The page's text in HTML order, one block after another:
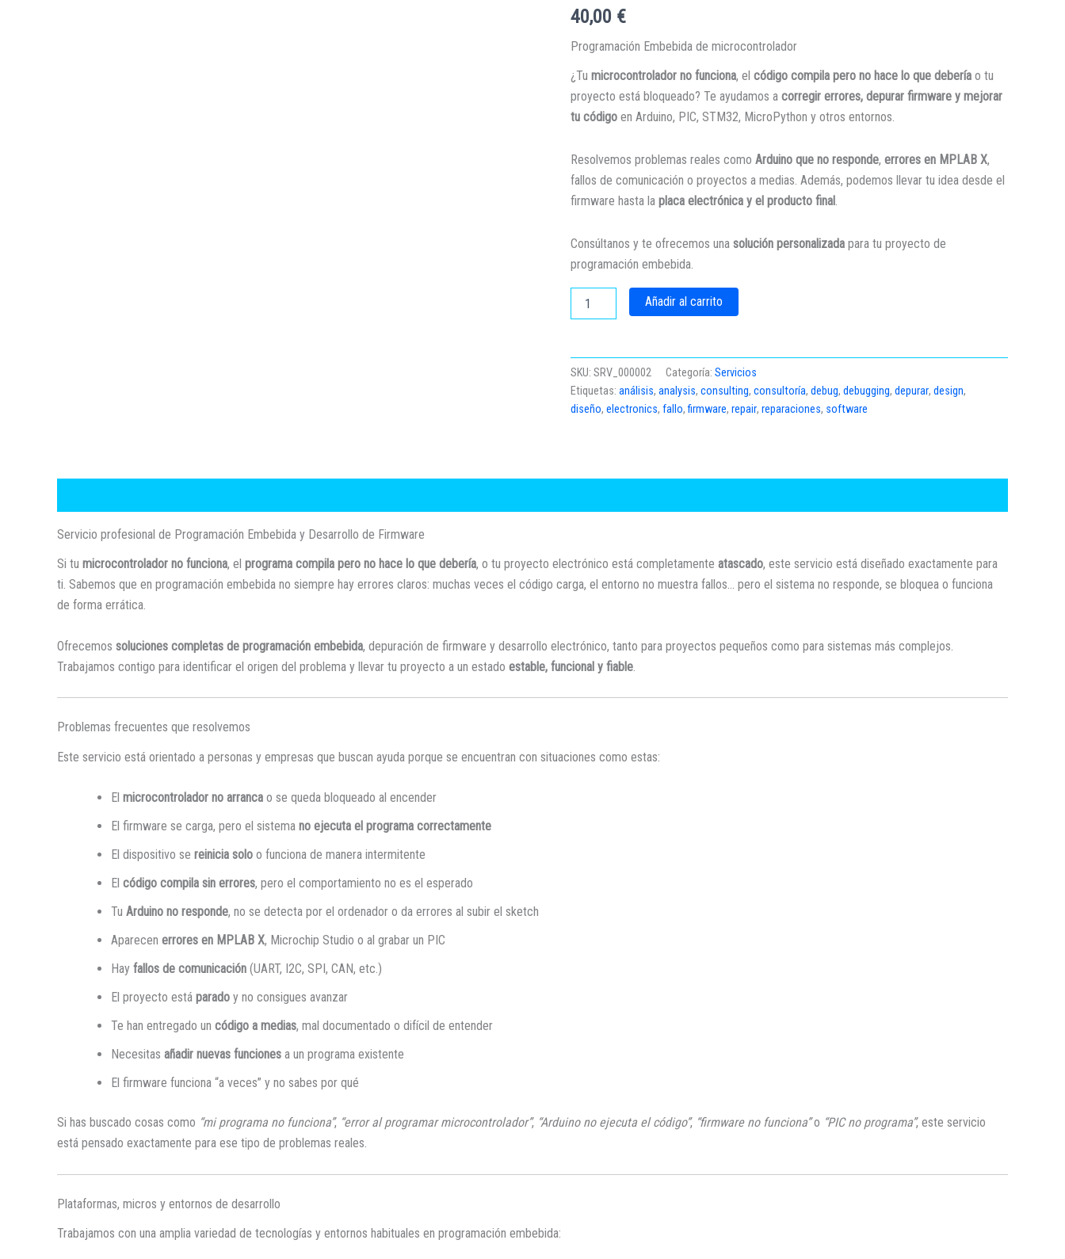
40,00 €
Programación Embebida de microcontrolador
¿Tu microcontrolador no funciona, el código compila pero no hace lo que debería o tu
proyecto está bloqueado? Te ayudamos a corregir errores, depurar firmware y mejorar
tu código en Arduino, PIC, STM32, MicroPython y otros entornos.
Resolvemos problemas reales como Arduino que no responde, errores en MPLAB X,
fallos de comunicación o proyectos a medias. Además, podemos llevar tu idea desde el
firmware hasta la placa electrónica y el producto final .
Consúltanos y te ofrecemos una solución personalizada para tu proyecto de
programación embebida.
Añadir al carrito
SKU: SRV_000002 Categoría: Servicios
Etiquetas: análisis, analysis, consulting, consultoría, debug, debugging, depurar, design,
diseño, electronics, fallo,firmware, repair, reparaciones, software
Servicio profesional de Programación Embebida y Desarrollo de Firmware
Si tu microcontrolador no funciona, el programa compila pero no hace lo que debería, o tu proyecto electrónico está completamente atascado, este servicio está diseñado exactamente para
ti. Sabemos que en programación embebida no siempre hay errores claros: muchas veces el código carga, el entorno no muestra fallos… pero el sistema no responde, se bloquea o funciona
de forma errática.
Ofrecemos soluciones completas de programación embebida, depuración de firmware y desarrollo electrónico, tanto para proyectos pequeños como para sistemas más complejos.
Trabajamos contigo para identificar el origen del problema y llevar tu proyecto a un estado estable, funcional y fiable
Problemas frecuentes que resolvemos
Este servicio está orientado a personas y empresas que buscan ayuda porque se encuentran con situaciones como estas:
El microcontrolador no arranca o se queda bloqueado al encender
El firmware se carga, pero el sistema no ejecuta el programa correctamente
El dispositivo se reinicia solo o funciona de manera intermitente
El código compila sin errores, pero el comportamiento no es el esperado
Tu Arduino no responde, no se detecta por el ordenador o da errores al subir el sketch
Aparecen errores en MPLAB X, Microchip Studio o al grabar un PIC
Hay fallos de comunicación (UART, I2C, SPI, CAN, etc.)
El proyecto está parado y no consigues avanzar
Te han entregado un código a medias, mal documentado o difícil de entender
Necesitas añadir nuevas funciones a un programa existente
El firmware funciona “a veces” y no sabes por qué
Si has buscado cosas como “mi programa no funciona”, “error al programar microcontrolador”, “Arduino no ejecuta el código”, “firmware no funciona”o “PIC no programa”, este servicio
está pensado exactamente para ese tipo de problemas reales.
Plataformas, micros y entornos de desarrollo
Trabajamos con una amplia variedad de tecnologías y entornos habituales en programación embebida: